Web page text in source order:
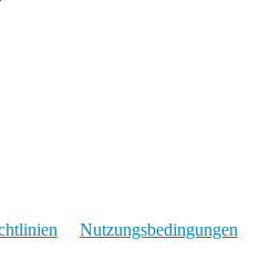
Nutzungsbedingungen